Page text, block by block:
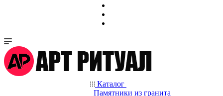
Каталог
Памятники из гранита